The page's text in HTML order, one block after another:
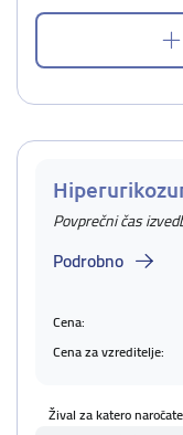
Povprečni čas
Podrobno
Cena:
Cena za vzreditelje:
Žival za katero